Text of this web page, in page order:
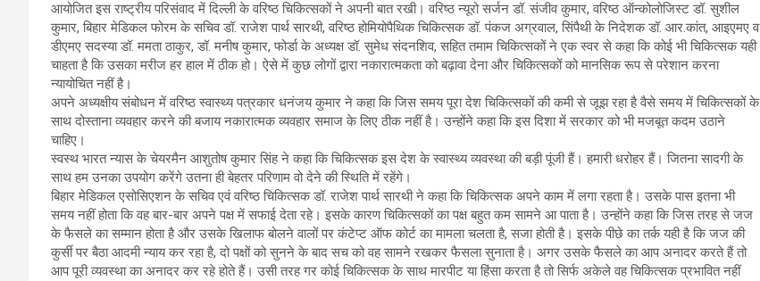
आयोजित इस राष्ट्रीय परिसंवाद में दिल्ली के वरिष्ठ चिकित्सकों ने अपनी बात रखी। वरिष्ठ न्यूरो सर्जन डॉ. संजीव कुमार, वरिष्ठ ऑन्कोलोजिस्ट डॉ. सुशील
कुमार, बिहार मेडिकल फोरम के सचिव डॉ. राजेश पार्थ सारथी, वरिष्ठ होमियोपैथिक चिकित्सक डॉ. पंकज अग्रवाल, सिंपैथी के निदेशक डॉ. आर.कांत, आइएमए व
डीएमए सदस्या डॉ. ममता ठाकुर, डॉ. मनीष कुमार, फोर्डा के अध्यक्ष डॉ. सुमेध संदनशिव, सहित तमाम चिकित्सकों ने एक स्वर से कहा कि कोई भी चिकित्सक यही
चाहता है कि उसका मरीज हर हाल में ठीक हो। ऐसे में कुछ लोगों द्वारा नकारात्मकता को बढ़ावा देना और चिकित्सकों को मानसिक रूप से परेशान करना
न्यायोचित नहीं है।
अपने अध्यक्षीय संबोधन में वरिष्ठ स्वास्थ्य पत्रकार धनंजय कुमार ने कहा कि जिस समय पूरा देश चिकित्सकों की कमी से जूझ रहा है वैसे समय में चिकित्सकों के
साथ दोस्ताना व्यवहार करने की बजाय नकारात्मक व्यवहार समाज के लिए ठीक नहीं है। उन्होंने कहा कि इस दिशा में सरकार को भी मजबूत कदम उठाने
चाहिए।
स्वस्थ भारत न्यास के चेयरमैन आशुतोष कुमार सिंह ने कहा कि चिकित्सक इस देश के स्वास्थ्य व्यवस्था की बड़ी पूंजी हैं। हमारी धरोहर हैं। जितना सादगी के
साथ हम उनका उपयोग करेंगे उतना ही बेहतर परिणाम वो देने की स्थिति में रहेंगे।
बिहार मेडिकल एसोसिएशन के सचिव एवं वरिष्ठ चिकित्सक डॉ. राजेश पार्थ सारथी ने कहा कि चिकित्सक अपने काम में लगा रहता है। उसके पास इतना भी
समय नहीं होता कि वह बार-बार अपने पक्ष में सफाई देता रहे। इसके कारण चिकित्सकों का पक्ष बहुत कम सामने आ पाता है। उन्होंने कहा कि जिस तरह से जज
के फैसले का सम्मान होता है और उसके खिलाफ बोलने वालों पर कंटेप्ट ऑफ कोर्ट का मामला चलता है, सजा होती है। इसके पीछे का तर्क यही है कि जज की
कुर्सी पर बैठा आदमी न्याय कर रहा है, दो पक्षों को सुनने के बाद सच को वह सामने रखकर फैसला सुनाता है। अगर उसके फैसले का आप अनादर करते हैं तो
आप पूरी व्यवस्था का अनादर कर रहे होते हैं। उसी तरह गर कोई चिकित्सक के साथ मारपीट या हिंसा करता है तो सिर्फ अकेले वह चिकित्सक प्रभावित नहीं